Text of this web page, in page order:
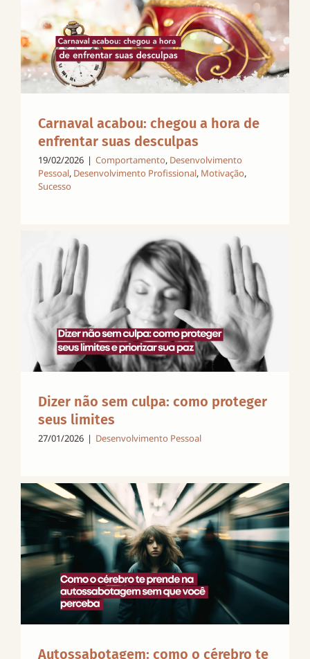
Carnaval acabou: chegou a hora de
enfrentar suas desculpas
19/02/2026 | Comportamento, Desenvolvimento
Pessoal, Desenvolvimento Profissional, Motivação,
Sucesso
Dizer não sem culpa: como proteger
seus limites
27/01/2026 | Desenvolvimento Pessoal
Autossabotagem: como o cérebro te